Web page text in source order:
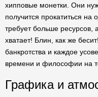
хипповые монетки. Они
получится прокатиться
требует больше ресурсов,
хватает! Блин, как же
банкротства и каждое
времени и философии на
Графика и